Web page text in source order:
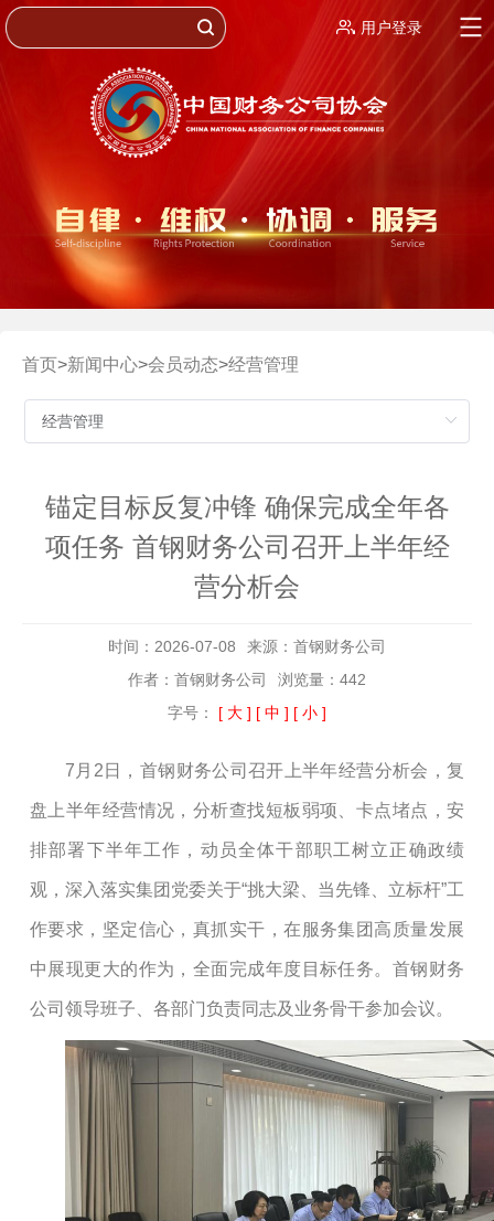
用户登录
首页>新闻中心>会员动态>经营管理
锚定目标反复冲锋 确保完成全年各
项任务 首钢财务公司召开上半年经
营分析会
时间：2026-07-08
来源：首钢财务公司
作者：首钢财务公司
浏览量：442
字号： [ 大 ] [ 中 ] [ 小 ]
7月2日，首钢财务公司召开上半年经营分析会，复
盘上半年经营情况，分析查找短板弱项、卡点堵点，安
排部署下半年工作，动员全体干部职工树立正确政绩
观， 深入落实集团党委关于“挑大梁 当先锋 立标杆”工
作要求， 坚定信心，真抓实干，在服务集团高质量发展
中展现更大的作为，全面完成年度目标任务。首钢财务
公司领导班子、各部门负责同志及业务骨干参加会议。